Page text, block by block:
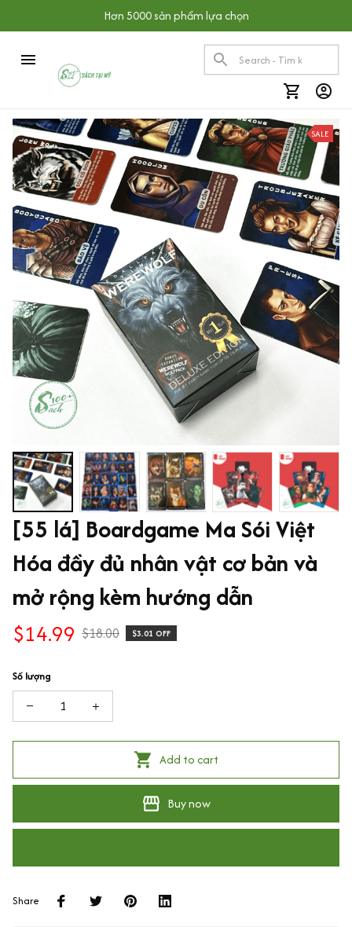
Hơn 5000 sản phẩm lựa chọn
SALE
[55 lá] Boardgame Ma Sói Việt
Hóa đầy đủ nhân vật cơ bản và
mở rộng kèm hướng dẫn
$14.99 $18.00 $3.01 OFF
Số lượng
Add to cart
Buy now
Share